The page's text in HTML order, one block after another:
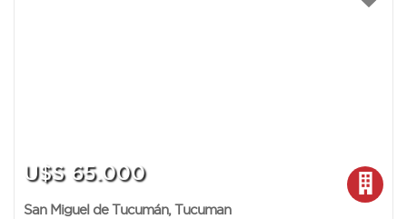
U$S 65.000
San Miguel de Tucumán, Tucuman